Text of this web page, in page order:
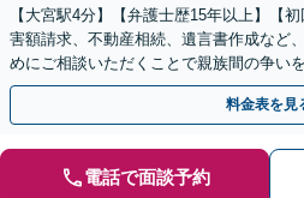
【大宮駅4分】【弁護士歴15年以上】【
害額請求、不動産相続、遺言書作成など
めにご相談いただくことで親族間の争い
とりで悩まず、まずは弁護士にご相談く
料金表を見
電話で面談予約